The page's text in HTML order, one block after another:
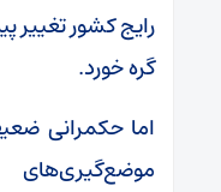
رایج کشور تغییر
گره خورد.
اما حکمرانی